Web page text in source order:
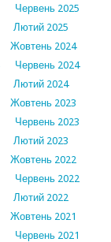
Червень 2025
Лютий 2025
Жовтень 2024
Червень 2024
Лютий 2024
Жовтень 2023
Червень 2023
Лютий 2023
Жовтень 2022
Червень 2022
Лютий 2022
Жовтень 2021
Червень 2021